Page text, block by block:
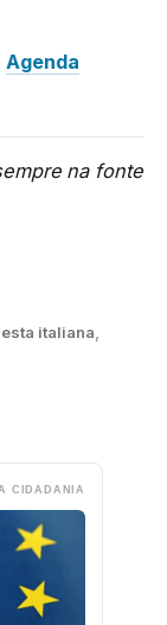
Agenda
na fonte
italiana,
CIDADANIA